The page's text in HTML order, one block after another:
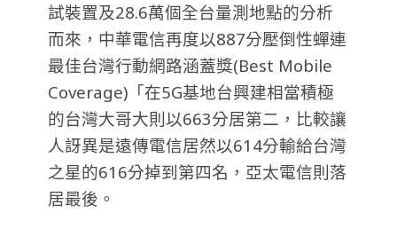
試裝置及28.6萬個全台量測地點的分析
而來，中華電信再度以887分壓倒性蟬連
最佳台灣行動網路涵蓋獎(Best Mobile
Coverage)「在5G基地台興建相當積極
的台灣大哥大則以663分居第二，比較讓
人訝異是遠傳電信居然以614分輸給台灣
之星的616分掉到第四名，亞太電信則落
居最後。